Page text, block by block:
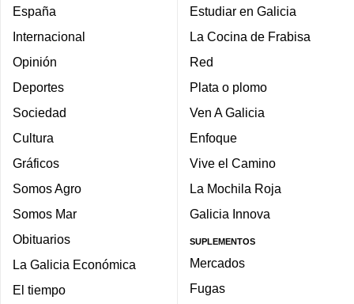
España
Internacional
Opinión
Deportes
Sociedad
Cultura
Gráficos
Somos Agro
Somos Mar
Obituarios
La Galicia Económica
El tiempo
Estudiar en Galicia
La Cocina de Frabisa
Red
Plata o plomo
Ven A Galicia
Enfoque
Vive el Camino
La Mochila Roja
Galicia Innova
SUPLEMENTOS
Mercados
Fugas